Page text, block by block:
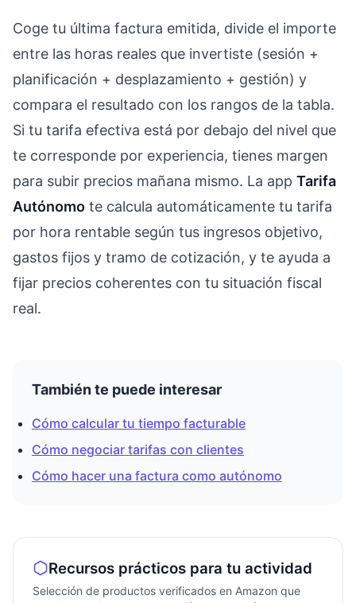
Coge tu última factura emitida, divide el importe
entre las horas reales que invertiste (sesión +
planificación + desplazamiento + gestión) y
compara el resultado con los rangos de la tabla.
Si tu tarifa efectiva está por debajo del nivel que
te corresponde por experiencia, tienes margen
para subir precios mañana mismo. La app Tarifa
Autónomo te calcula automáticamente tu tarifa
por hora rentable según tus ingresos objetivo,
gastos fijos y tramo de cotización, y te ayuda a
fijar precios coherentes con tu situación fiscal
real.
También te puede interesar
Cómo calcular tu tiempo facturable
Cómo negociar tarifas con clientes
Cómo hacer una factura como autónomo
Recursos prácticos para tu actividad
Selección de productos verificados en Amazon que